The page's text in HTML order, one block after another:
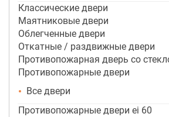
Классические двери
Маятниковые двери
Облегченные двери
Откатные / раздвижные двери
Противопожарная дверь со
Противопожарные двери
Все двери
Противопожарные двери ei 60